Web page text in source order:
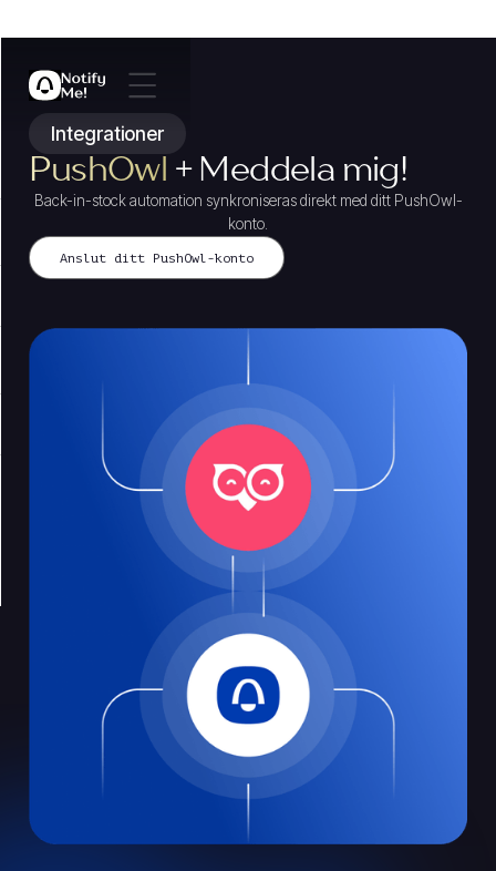
Integrationer
PushOwl + Meddela mig!
Back-in-stock automation synkroniseras direkt med ditt PushOwl-
konto.
Anslut ditt PushOwl-konto